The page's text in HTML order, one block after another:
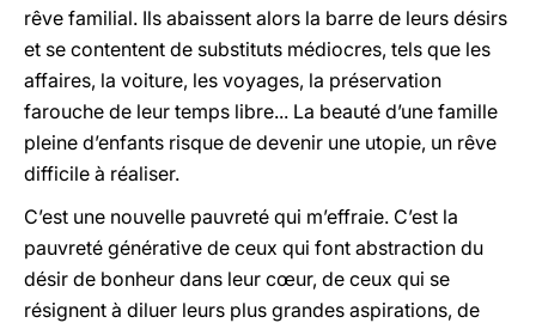
rêve familial. Ils abaissent alors la barre de leurs désirs
et se contentent de substituts médiocres, tels que les
affaires, la voiture, les voyages, la préservation
farouche de leur temps libre... La beauté d’une famille
pleine d’enfants risque de devenir une utopie, un rêve
difficile à réaliser.
C’est une nouvelle pauvreté qui m’effraie. C’est la
pauvreté générative de ceux qui font abstraction du
désir de bonheur dans leur cœur, de ceux qui se
résignent à diluer leurs plus grandes aspirations, de